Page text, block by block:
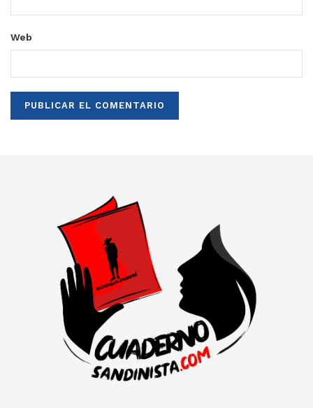
Web